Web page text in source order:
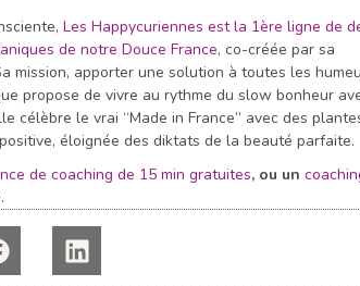
Les Happycuriennes est la 1ère ligne de
de notre Douce France, co-créée par sa
mission, apporter une solution à toutes les
propose de vivre au rythme du slow bonheur
célèbre le vrai “Made in France” avec des
éloignée des diktats de la beauté parfaite.
de coaching de 15 min gratuites, ou un